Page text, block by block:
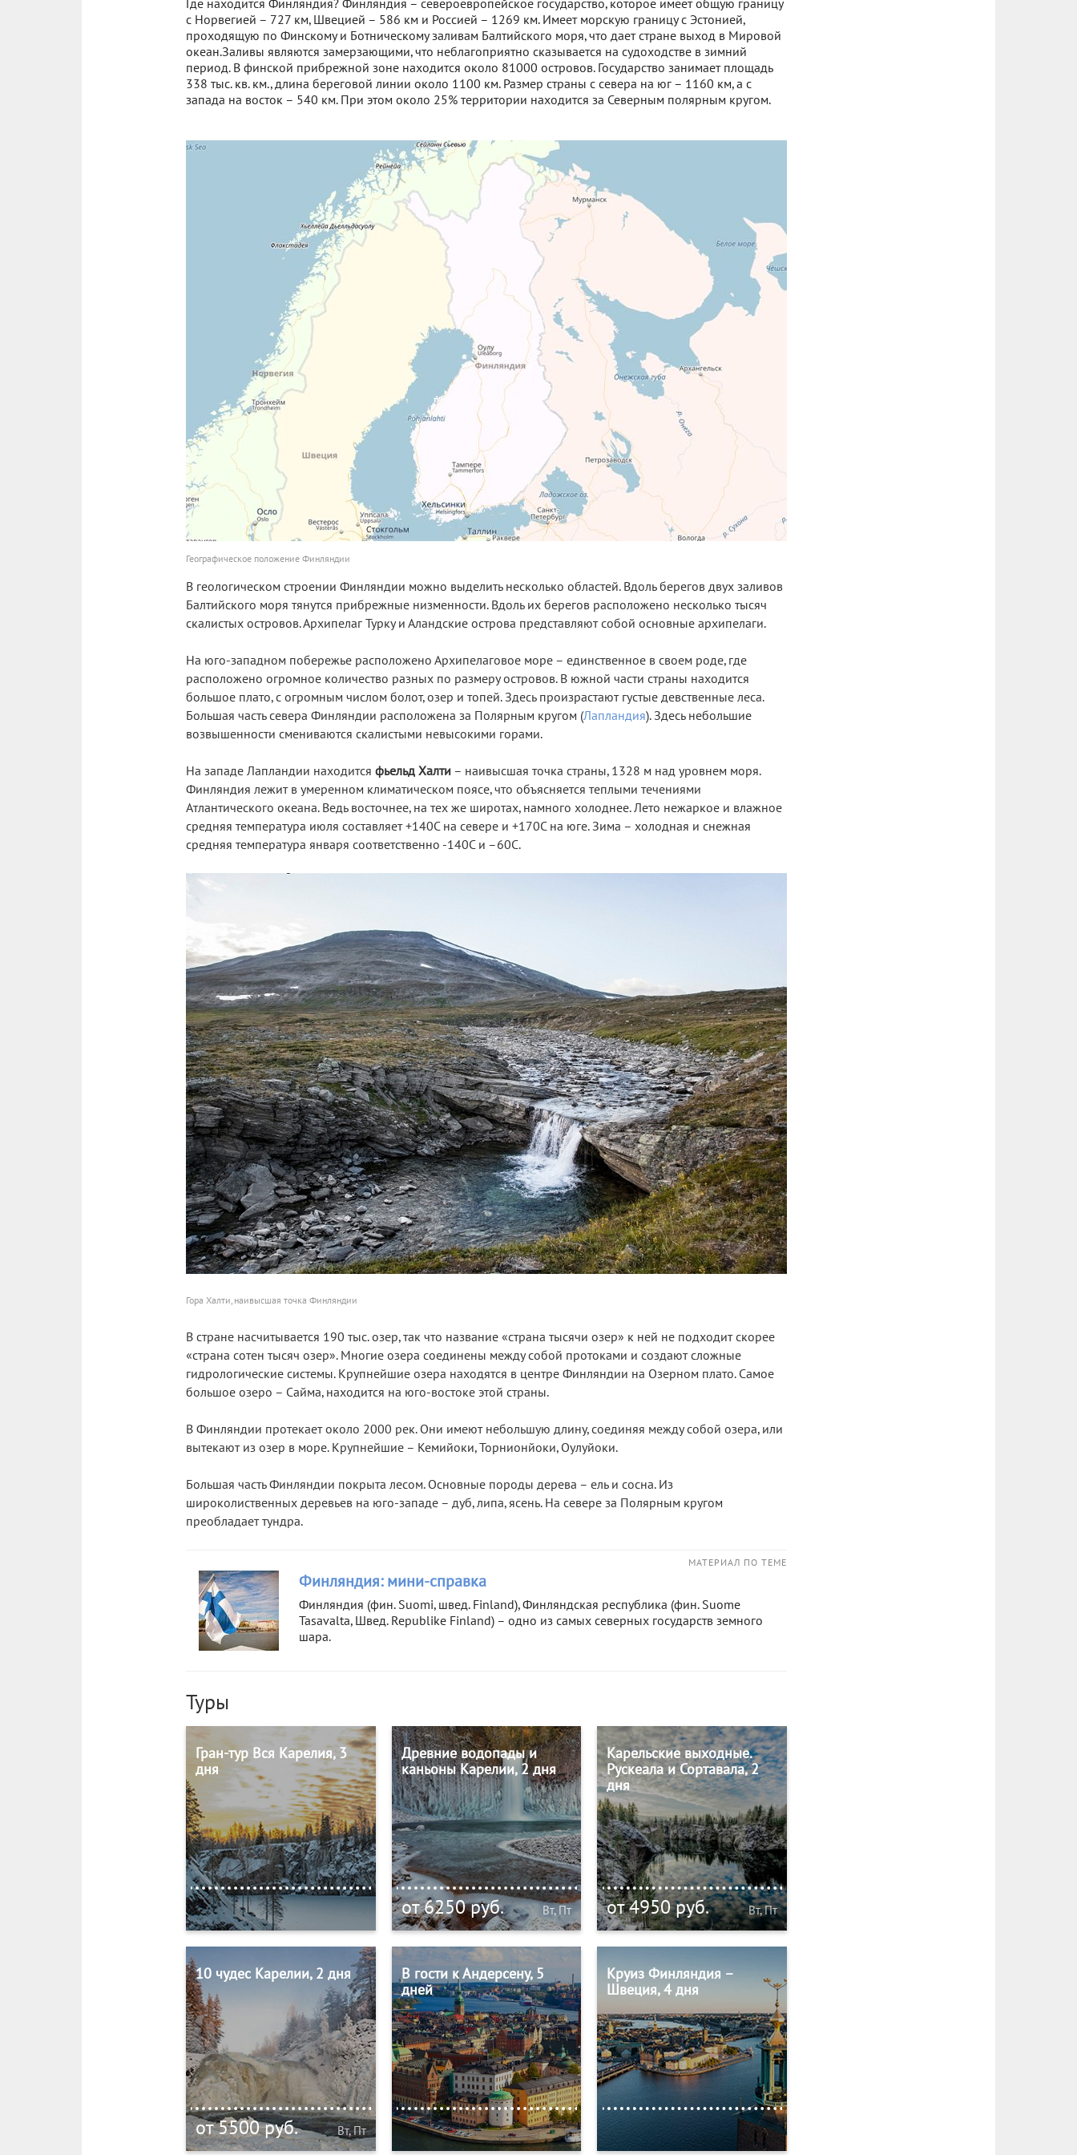
Где находится Финляндия? Финляндия – североевропейское государство, которое имеет общую границу
с Норвегией – 727 км, Швецией – 586 км и Россией – 1269 км. Имеет морскую границу с Эстонией,
проходящую по Финскому и Ботническому заливам Балтийского моря, что дает стране выход в Мировой
океан.Заливы являются замерзающими, что неблагоприятно сказывается на судоходстве в зимний
период. В финской прибрежной зоне находится около 81000 островов. Государство занимает площадь
338 тыс. кв. км., длина береговой линии около 1100 км. Размер страны с севера на юг – 1160 км, а с
запада на восток – 540 км. При этом около 25% территории находится за Северным полярным кругом.
Географическое положение Финляндии
В геологическом строении Финляндии можно выделить несколько областей. Вдоль берегов двух заливов
Балтийского моря тянутся прибрежные низменности. Вдоль их берегов расположено несколько тысяч
скалистых островов. Архипелаг Турку и Аландские острова представляют собой основные архипелаги.
На юго-западном побережье расположено Архипелаговое море – единственное в своем роде, где
расположено огромное количество разных по размеру островов. В южной части страны находится
большое плато, с огромным числом болот, озер и топей. Здесь произрастают густые девственные леса.
Большая часть севера Финляндии расположена за Полярным кругом (Лапландия). Здесь небольшие
возвышенности смениваются скалистыми невысокими горами.
На западе Лапландии находится фьельд Халти – наивысшая точка страны, 1328 м над уровнем моря.
Финляндия лежит в умеренном климатическом поясе, что объясняется теплыми течениями
Атлантического океана. Ведь восточнее, на тех же широтах, намного холоднее. Лето нежаркое и влажное
средняя температура июля составляет +140С на севере и +170С на юге. Зима – холодная и снежная
средняя температура января соответственно -140С и –60С.
Гора Халти, наивысшая точка Финляндии
В стране насчитывается 190 тыс. озер, так что название «страна тысячи озер» к ней не подходит скорее
«страна сотен тысяч озер». Многие озера соединены между собой протоками и создают сложные
гидрологические системы. Крупнейшие озера находятся в центре Финляндии на Озерном плато. Самое
большое озеро – Сайма, находится на юго-востоке этой страны.
В Финляндии протекает около 2000 рек. Они имеют небольшую длину, соединяя между собой озера, или
вытекают из озер в море. Крупнейшие – Кемийоки, Торнионйоки, Оулуйоки.
Большая часть Финляндии покрыта лесом. Основные породы дерева – ель и сосна. Из
широколиственных деревьев на юго-западе – дуб, липа, ясень. На севере за Полярным кругом
преобладает тундра.
МАТЕРИАЛ ПО ТЕМЕ
Финляндия: мини-справка
Финляндия (фин. Suomi, швед. Finland), Финляндская республика (фин. Suome
Tasavalta, Швед. Republike Finland) – одно из самых северных государств земного
шара.
Туры
Гран-тур Вся Карелия, 3
дня
Древние водопады и
каньоны Карелии, 2 дня
от 6250 руб. Вт, Пт
Карельские выходные.
Рускеала и Сортавала, 2
дня
от 4950 руб. Вт, Пт
10 чудес Карелии, 2 дня
от 5500 руб. Вт, Пт
В гости к Андерсену, 5
дней
Круиз Финляндия –
Швеция, 4 дня